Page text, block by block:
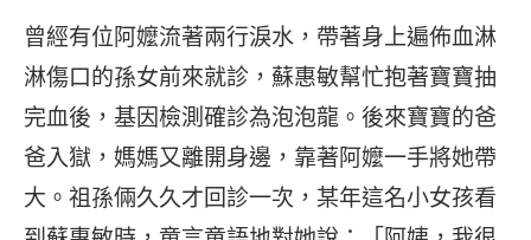
曾經有位阿嬤流著兩行淚水，帶著身上遍佈血淋
淋傷口的孫女前來就診，蘇惠敏幫忙抱著寶寶抽
完血後，基因檢測確診為泡泡龍。後來寶寶的爸
爸入獄，媽媽又離開身邊，靠著阿嬤一手將她帶
大。祖孫倆久久才回診一次，某年這名小女孩看